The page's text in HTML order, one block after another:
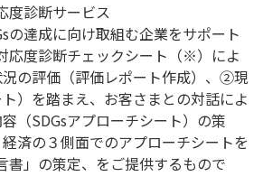
度診断サービス
の達成に向け取組む企業をサポート
応度診断チェックシート（※）によ
の評価（評価レポート作成）、②現
）を踏まえ、お客さまとの対話によ
（SDGsアプローチシート）の策
済の３側面でのアプローチシートを
書」の策定、をご提供するもので